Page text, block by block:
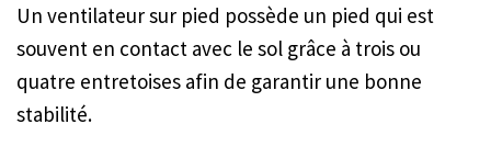
Un ventilateur sur pied possède un pied qui est
souvent en contact avec le sol grâce à trois ou
quatre entretoises afin de garantir une bonne
stabilité.